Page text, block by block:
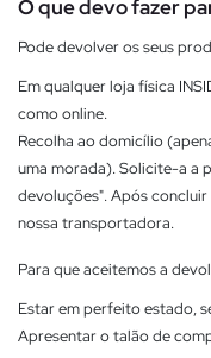
O que devo fazer
Pode devolver os seus
Em qualquer loja física
como online.
Recolha ao domicílio
uma morada). Solicite-a a
devoluções". Após
nossa transportadora.
Para que aceitemos a
Estar em perfeito estado,
Apresentar o talão de